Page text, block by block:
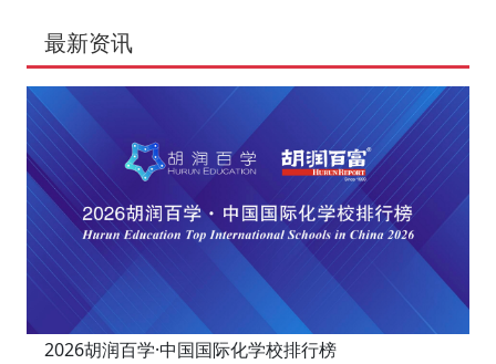
最新资讯
2026胡润百学·中国国际化学校排行榜